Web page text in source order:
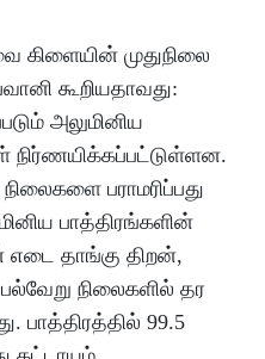
கிளையின் முதுநிலை
கூறியதாவது:
அலுமினிய
நிர்ணயிக்கப்பட்டுள்ளன.
பராமரிப்பது
பாத்திரங்களின்
எடை தாங்கு திறன்,
நிலைகளில் தர
பாத்திரத்தில் 99.5